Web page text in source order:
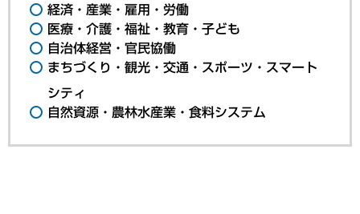
経済・産業・雇用・労働
医療・介護・福祉・教育・子ども
自治体経営・官民協働
まちづくり・観光・交通・スポーツ・スマート
シティ
自然資源・農林水産業・食料システム